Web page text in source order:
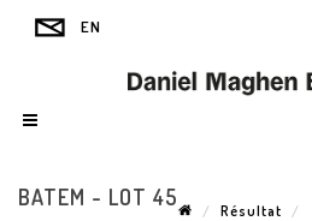
BATEM - LOT 45
Résultat